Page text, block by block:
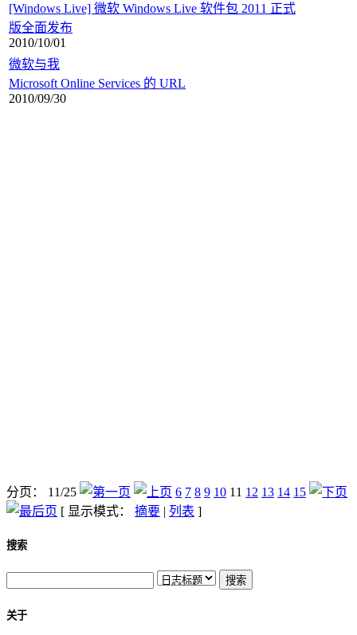
[Windows Live] 微软 Windows Live 软件包 2011 正式
版全面发布
2010/10/01
微软与我
Microsoft Online Services 的 URL
2010/09/30
分页： 11/25 6 7 8 9 10 11 12 13 14 15
[ 显示模式： 摘要 | 列表 ]
搜索
关于